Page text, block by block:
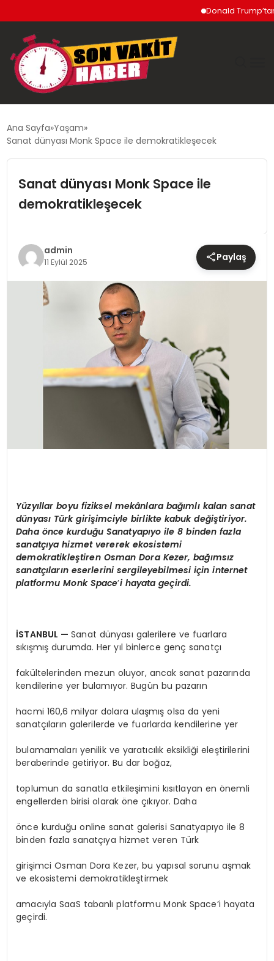
Donald Trump’tan
DÜNYA
SPOR
TEKNOLOJI
Ana Sayfa Yaşam
Sanat dünyası Monk Space ile demokratikleşecek
Sanat dünyası Monk Space ile
demokratikleşecek
admin
11 Eylül 2025 Paylaş
Yüzyıllar boyu fiziksel mekânlara bağımlı kalan sanat
dünyası Türk girişimciyle birlikte kabuk değiştiriyor.
Daha önce kurduğu Sanatyapıyo ile 8 binden fazla
sanatçıya hizmet vererek ekosistemi
demokratikleştiren Osman Dora Kezer, bağımsız
sanatçıların eserlerini sergileyebilmesi için internet
platformu Monk Space’i hayata geçirdi.
İSTANBUL —Sanat dünyası galerilere ve fuarlara
sıkışmış durumda. Her yıl binlerce genç sanatçı
fakültelerinden mezun oluyor, ancak sanat pazarında
kendilerine yer bulamıyor. Bugün bu pazarın
hacmi 160,6 milyar dolara ulaşmış olsa da yeni
sanatçıların galerilerde ve fuarlarda kendilerine yer
bulamamaları yenilik ve yaratıcılık eksikliği eleştirilerini
beraberinde getiriyor. Bu dar boğaz,
toplumun da sanatla etkileşimini kısıtlayan en önemli
engellerden birisi olarak öne çıkıyor. Daha
önce kurduğu online sanat galerisi Sanatyapıyo ile 8
binden fazla sanatçıya hizmet veren Türk
girişimci Osman Dora Kezer, bu yapısal sorunu aşmak
ve ekosistemi demokratikleştirmek
amacıyla SaaS tabanlı platformu Monk Space’i hayata
geçirdi.